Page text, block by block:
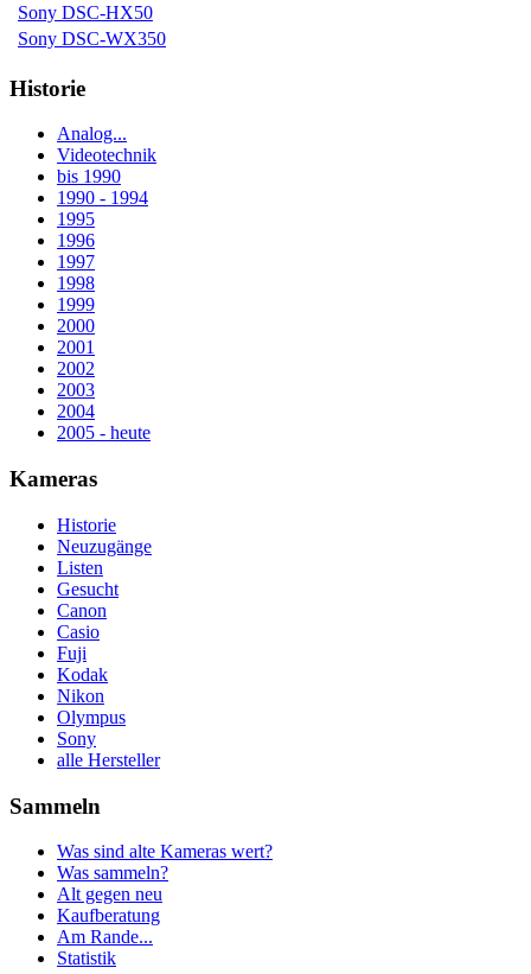
Sony DSC-HX50
Sony DSC-WX350
Historie
Analog...
Videotechnik
bis 1990
1990 - 1994
1995
1996
1997
1998
1999
2000
2001
2002
2003
2004
2005 - heute
Kameras
Historie
Neuzugänge
Listen
Gesucht
Canon
Casio
Fuji
Kodak
Nikon
Olympus
Sony
alle Hersteller
Sammeln
Was sind alte Kameras wert?
Was sammeln?
Alt gegen neu
Kaufberatung
Am Rande...
Statistik